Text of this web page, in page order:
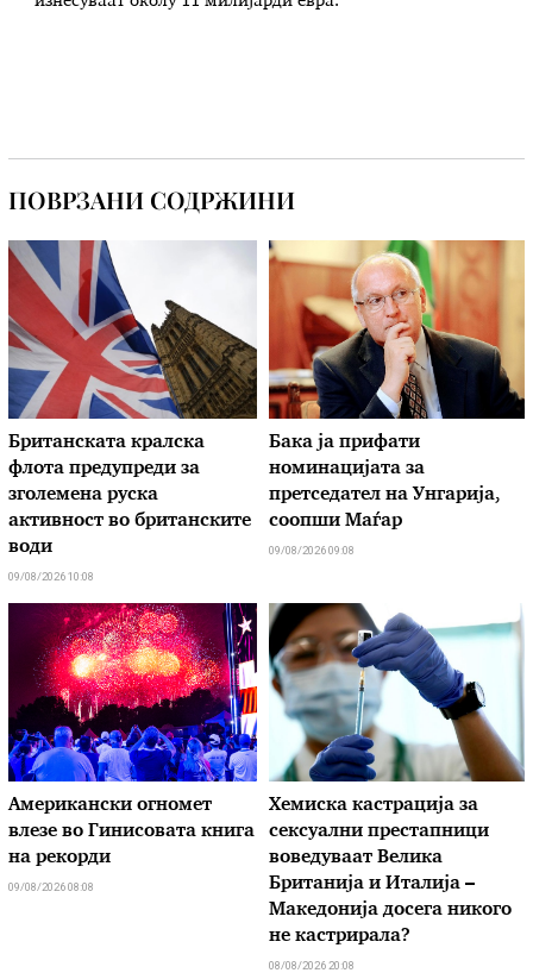
ПОВРЗАНИ СОДРЖИНИ
Британската кралска
флота предупреди за
зголемена руска
активност во британските
води
09/08/2026 10:08
Бака ја прифати
номинацијата за
претседател на Унгарија,
соопши Маѓар
09/08/2026 09:08
Американски огномет
влезе во Гинисовата книга
на рекорди
09/08/2026 08:08
Хемиска кастрација за
сексуални престапници
воведуваат Велика
Британија и Италија –
Македонија досега никого
не кастрирала?
08/08/2026 20:08